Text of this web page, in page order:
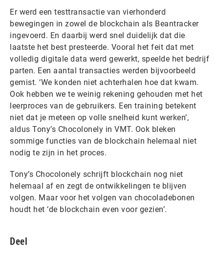
Er werd een testtransactie van vierhonderd
bewegingen in zowel de blockchain als Beantracker
ingevoerd. En daarbij werd snel duidelijk dat die
laatste het best presteerde. Vooral het feit dat met
volledig digitale data werd gewerkt, speelde het bedrijf
parten. Een aantal transacties werden bijvoorbeeld
gemist. ‘We konden niet achterhalen hoe dat kwam.
Ook hebben we te weinig rekening gehouden met het
leerproces van de gebruikers. Een training betekent
niet dat je meteen op volle snelheid kunt werken’,
aldus Tony’s Chocolonely in VMT. Ook bleken
sommige functies van de blockchain helemaal niet
nodig te zijn in het proces.
Tony’s Chocolonely schrijft blockchain nog niet
helemaal af en zegt de ontwikkelingen te blijven
volgen. Maar voor het volgen van chocoladebonen
houdt het ‘de blockchain even voor gezien’.
Deel